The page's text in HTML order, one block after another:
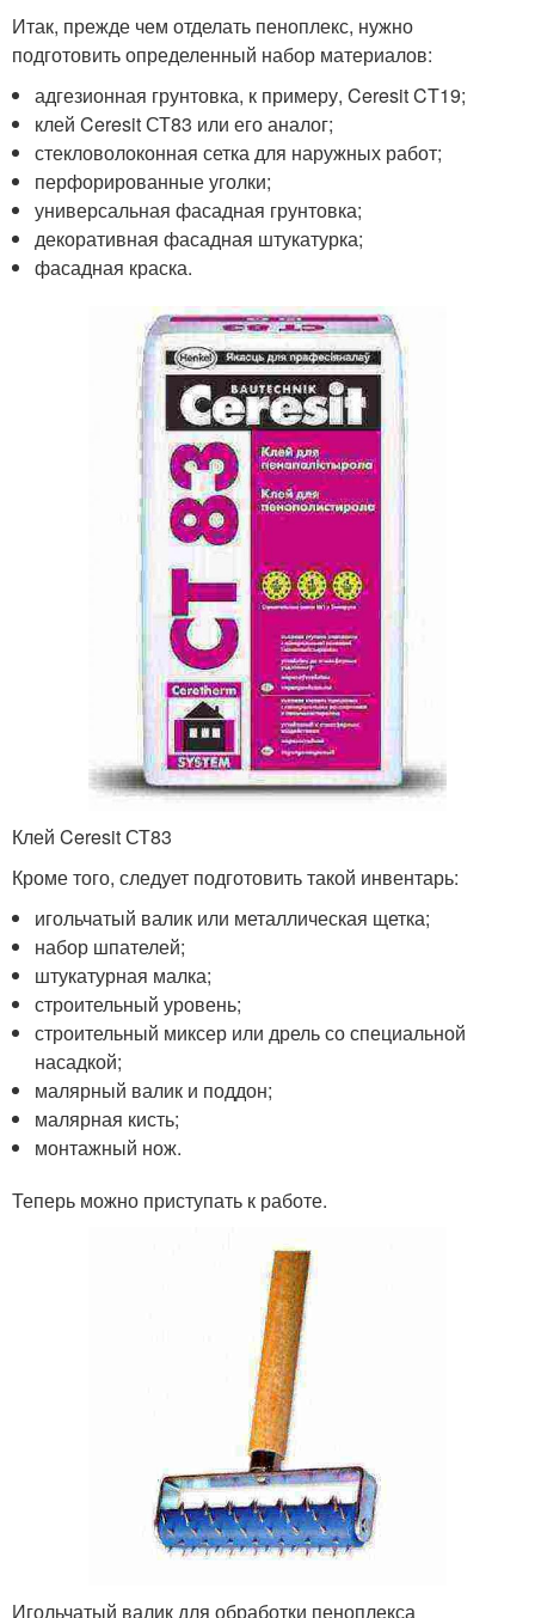
Итак, прежде чем отделать пеноплекс, нужно
подготовить определенный набор материалов:
адгезионная грунтовка, к примеру, Ceresit CT19;
клей Ceresit СТ83 или его аналог;
стекловолоконная сетка для наружных работ;
перфорированные уголки;
универсальная фасадная грунтовка;
декоративная фасадная штукатурка;
фасадная краска.
Клей Ceresit СТ83
Кроме того, следует подготовить такой инвентарь:
игольчатый валик или металлическая щетка;
набор шпателей;
штукатурная малка;
строительный уровень;
строительный миксер или дрель со специальной
насадкой;
малярный валик и поддон;
малярная кисть;
монтажный нож.
Теперь можно приступать к работе.
Игольчатый валик для обработки пеноплекса